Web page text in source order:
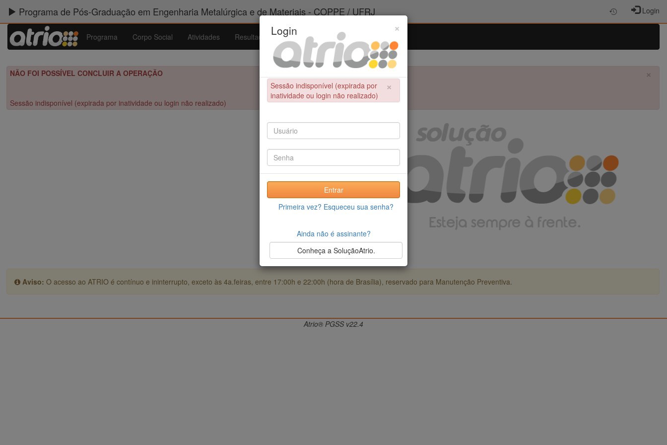
Programa de Pós-Graduação em Engenharia Metalúrgica e de Materiais - COPPE / UFRJ Login
Programa Corpo Social Atividades Resultados Admissão Ferramentas
×
NÃO FOI POSSÍVEL CONCLUIR A OPERAÇÃO
Sessão indisponível (expirada por inatividade ou login não realizado)
Aviso: O acesso ao ATRIO é contínuo e ininterrupto, exceto às 4a.feiras, entre 17:00h e 22:00h (hora de Brasília), reservado para Manutenção Preventiva.
×
Login
×
Sessão indisponível (expirada por
inatividade ou login não realizado)
Entrar
Primeira vez? Esqueceu sua senha?
Ainda não é assinante?
Conheça a SoluçãoAtrio.
Atrio® PGSS v22.4